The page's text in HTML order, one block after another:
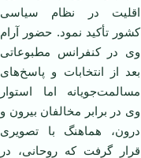
اقلیت در نظام سیاسی
کشور تأکید نمود. حضور آرام
وی در کنفرانس مطبوعاتی
بعد از انتخابات و پاسخ‌های
مسالمت‌جویانه اما استوار
وی در برابر مخالفان بیرون و
درون، هماهنگ با تصویری
قرار گرفت که روحانی، در